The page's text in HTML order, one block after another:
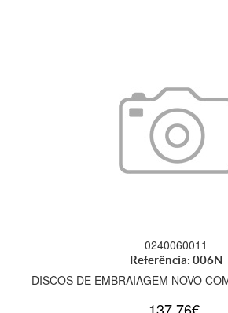
0240060011
Referência: 006N
DISCOS DE EMBRAIAGEM NOVO
137,76€